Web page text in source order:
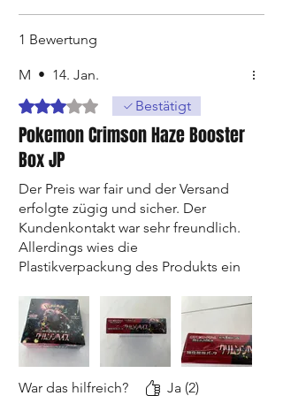
1 Bewertung
M • 14. Jan.
Mit 3 von 5 Sternen bewertet.
Bestätigt
Pokemon Crimson Haze Booster
Box JP
Der Preis war fair und der Versand
erfolgte zügig und sicher. Der
Kundenkontakt war sehr freundlich.
Allerdings wies die
Plastikverpackung des Produkts ein
ob es sich um ein original
fabrikversiegeltes oder
möglicherweise erneut versiegeltes
Produkt handelt. Aus diesem Grund
nur 3 von 5 Sternen. Da dies meine
War das hilfreich? Ja (2)